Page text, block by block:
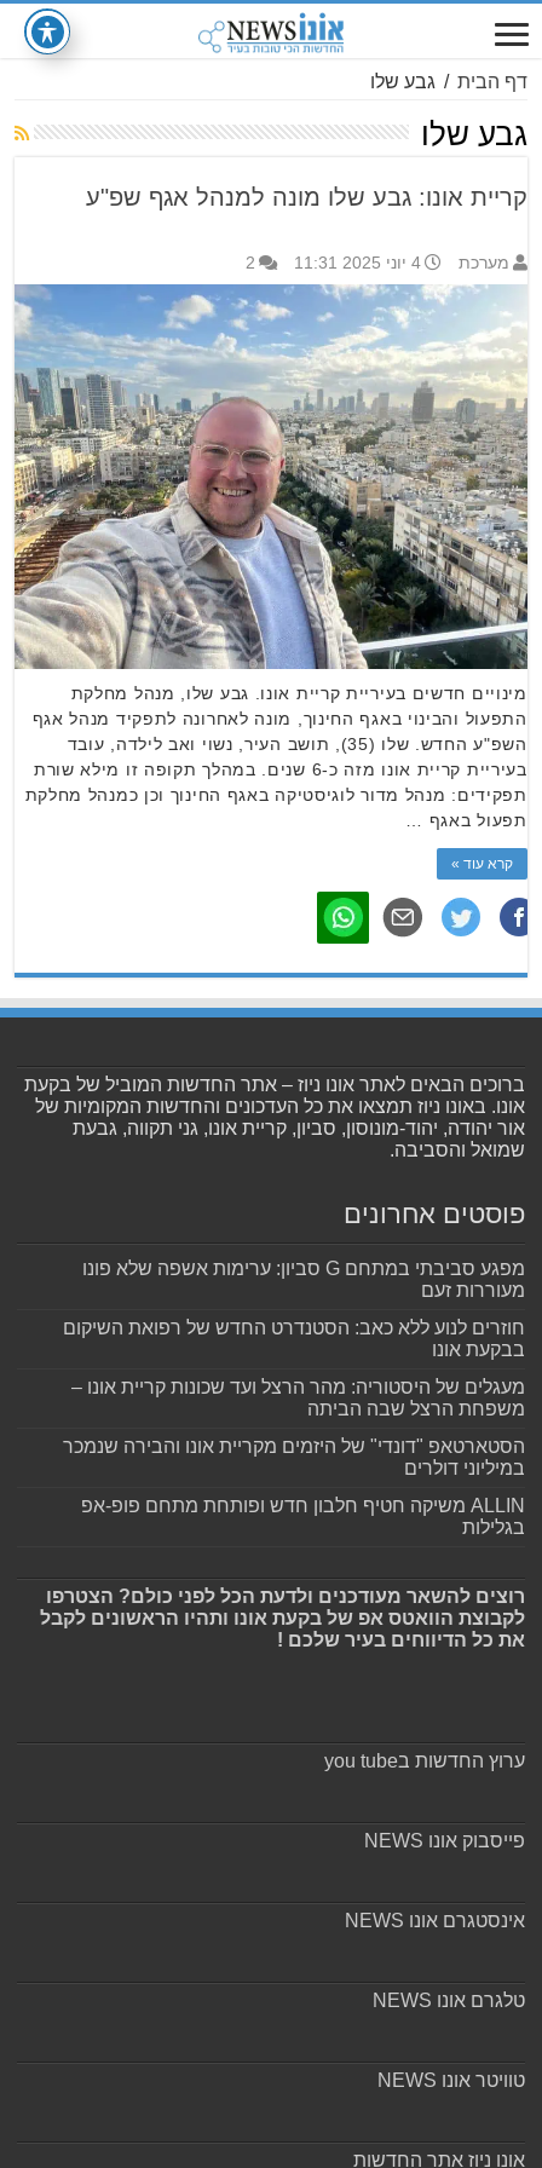
דף הבית / גבע שלו
גבע שלו
קריית אונו: גבע שלו מונה למנהל אגף שפ"ע
מערכת 4 יוני 2025 11:31 2
מינויים חדשים בעיריית קריית אונו. גבע שלו, מנהל מחלקת
התפעול והבינוי באגף החינוך, מונה לאחרונה לתפקיד מנהל אגף
השפ"ע החדש. שלו (35), תושב העיר, נשוי ואב לילדה, עובד
בעיריית קריית אונו מזה כ-6 שנים. במהלך תקופה זו מילא שורת
תפקידים: מנהל מדור לוגיסטיקה באגף החינוך וכן כמנהל מחלקת
תפעול באגף …
קרא עוד »
ברוכים הבאים לאתר אונו ניוז – אתר החדשות המוביל של בקעת
אונו. באונו ניוז תמצאו את כל העדכונים והחדשות המקומיות של
אור יהודה, יהוד-מונוסון, סביון, קריית אונו, גני תקווה, גבעת
שמואל והסביבה.
פוסטים אחרונים
מפגע סביבתי במתחם G סביון: ערימות אשפה שלא פונו
מעוררות זעם
חוזרים לנוע ללא כאב: הסטנדרט החדש של רפואת השיקום
בבקעת אונו
מעגלים של היסטוריה: מהר הרצל ועד שכונות קריית אונו –
משפחת הרצל שבה הביתה
הסטארטאפ "דונדי" של היזמים מקריית אונו והבירה שנמכר
במיליוני דולרים
ALLIN משיקה חטיף חלבון חדש ופותחת מתחם פופ-אפ
בגלילות
רוצים להשאר מעודכנים ולדעת הכל לפני כולם? הצטרפו
לקבוצת הוואטס אפ של בקעת אונו ותהיו הראשונים לקבל
את כל הדיווחים בעיר שלכם !
ערוץ החדשות בyou tube
פייסבוק אונו NEWS
אינסטגרם אונו NEWS
טלגרם אונו NEWS
טוויטר אונו NEWS
אונו ניוז אתר החדשות